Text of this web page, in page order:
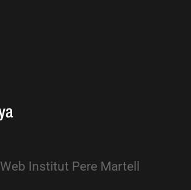
Web Institut Pere Martell